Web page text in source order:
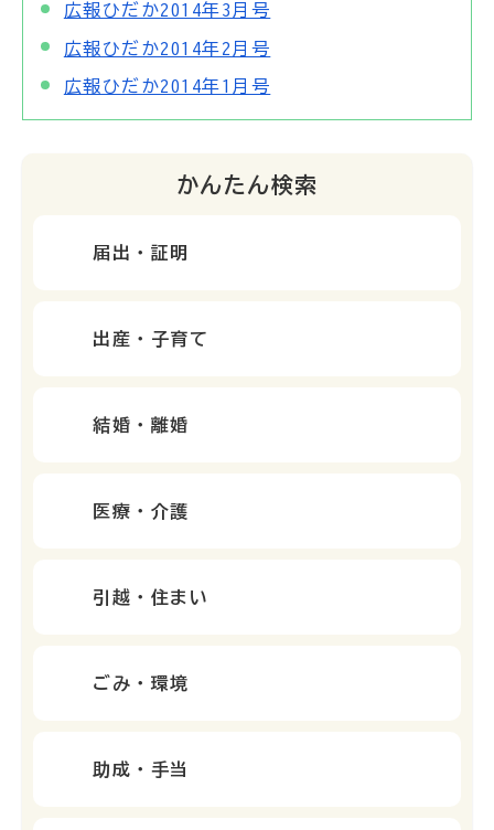
広報ひだか2014年3月号
広報ひだか2014年2月号
広報ひだか2014年1月号
かんたん検索
届出・証明
出産・子育て
結婚・離婚
医療・介護
引越・住まい
ごみ・環境
助成・手当